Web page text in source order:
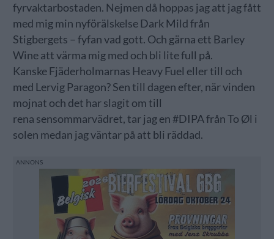
fyrvaktarbostaden. Nejmen då hoppas jag att jag fått
med mig min nyförälskelse Dark Mild från
Stigbergets – fyfan vad gott. Och gärna ett Barley
Wine att värma mig med och bli lite full på.
Kanske Fjäderholmarnas Heavy Fuel eller till och
med Lervig Paragon? Sen till dagen efter, när vinden
mojnat och det har slagit om till
rena sensommarvädret, tar jag en #DIPA från To Øl i
solen medan jag väntar på att bli räddad.